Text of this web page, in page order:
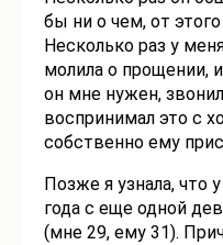
бы ни о чем, от
Несколько раз у
молила о прощении,
он мне нужен,
воспринимал это с
собственно ему
Позже я узнала, что
года с еще одной
(мне 29, ему 31).